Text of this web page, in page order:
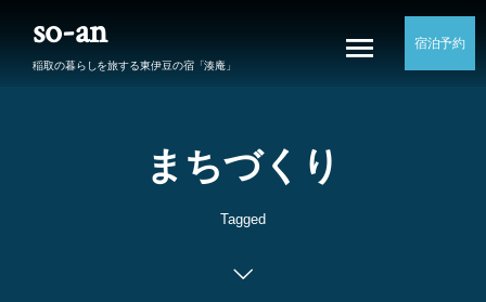
so-an
稲取の暮らしを旅する東伊豆の宿「湊庵」
宿泊予約
まちづくり
Tagged